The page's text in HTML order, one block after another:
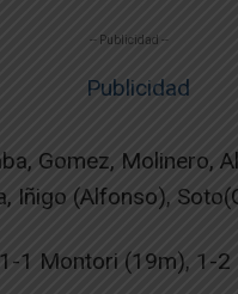
-- Publicidad --
Gomez, Molinero,
Iñigo (Alfonso),
1 Montori (19m), 1-